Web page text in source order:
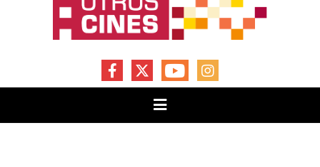
FACEBOOKYOUTUBEINSTAGRAM